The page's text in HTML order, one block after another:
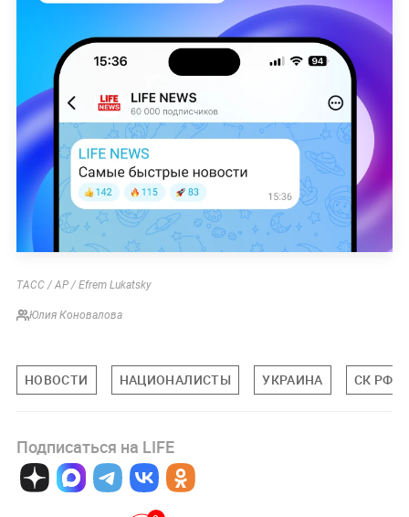
ТАСС / AP / Efrem Lukatsky
Юлия Коновалова
НОВОСТИ НАЦИОНАЛИСТЫ УКРАИНА СК РФ
Подписаться на LIFE